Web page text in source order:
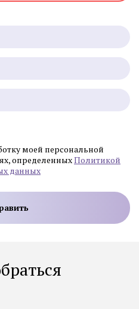
моей персональной
определенныхПолитикой
данных